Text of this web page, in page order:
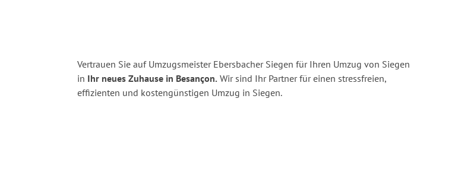
Vertrauen Sie auf Umzugsmeister Ebersbacher Siegen für Ihren Umzug von Siegen
in Ihr neues Zuhause in Besançon. Wir sind Ihr Partner für einen stressfreien,
effizienten und kostengünstigen Umzug in Siegen.